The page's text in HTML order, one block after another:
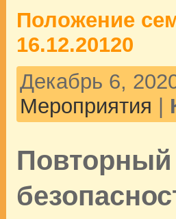
Положение
16.12.20120
Декабрь 6,
Мероприятия